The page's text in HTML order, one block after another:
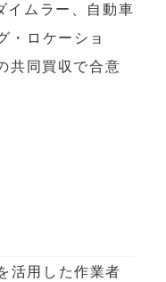
イムラー、自動車
・ロケーショ
共同買収で合意
活用した作業者